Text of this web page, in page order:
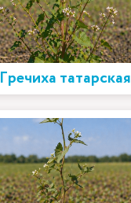
Гречиха татарская